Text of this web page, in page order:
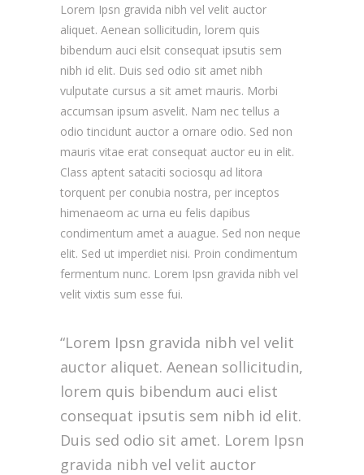
Lorem Ipsn gravida nibh vel velit auctor
aliquet. Aenean sollicitudin, lorem quis
bibendum auci elsit consequat ipsutis sem
nibh id elit. Duis sed odio sit amet nibh
vulputate cursus a sit amet mauris. Morbi
accumsan ipsum asvelit. Nam nec tellus a
odio tincidunt auctor a ornare odio. Sed non
mauris vitae erat consequat auctor eu in elit.
Class aptent sataciti sociosqu ad litora
torquent per conubia nostra, per inceptos
himenaeom ac urna eu felis dapibus
condimentum amet a auague. Sed non neque
elit. Sed ut imperdiet nisi. Proin condimentum
fermentum nunc. Lorem Ipsn gravida nibh vel
velit vixtis sum esse fui.
“Lorem Ipsn gravida nibh vel velit
auctor aliquet. Aenean sollicitudin,
lorem quis bibendum auci elist
consequat ipsutis sem nibh id elit.
Duis sed odio sit amet. Lorem Ipsn
gravida nibh vel velit auctor